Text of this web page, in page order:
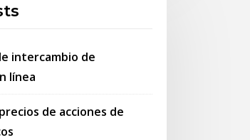
intercambio de
línea
de acciones de